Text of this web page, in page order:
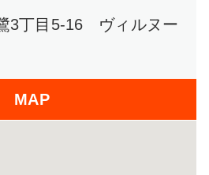
3丁目5-16 ヴィルヌー
MAP